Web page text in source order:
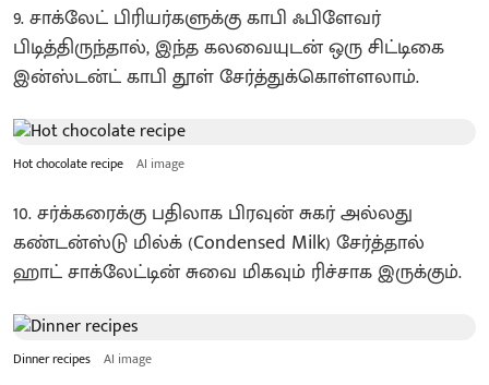
9. சாக்லேட் பிரியர்களுக்கு காபி ஃபிளேவர்
பிடித்திருந்தால், இந்த கலவையுடன் ஒரு சிட்டிகை
இன்ஸ்டன்ட் காபி தூள் சேர்த்துக்கொள்ளலாம்.
Hot chocolate recipe AI image
10. சர்க்கரைக்கு பதிலாக பிரவுன் சுகர் அல்லது
கண்டன்ஸ்டு மில்க் (Condensed Milk) சேர்த்தால்
ஹாட் சாக்லேட்டின் சுவை மிகவும் ரிச்சாக இருக்கும்.
Dinner recipes AI image